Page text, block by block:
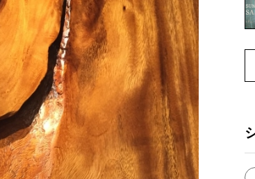
トア
NEWS
EVENT
BLOG
メディア美術協力実績